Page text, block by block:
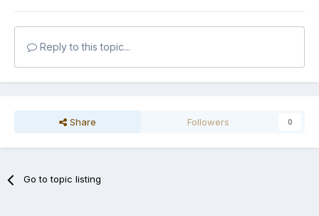
Reply to this topic...
Share Followers 0
Go to topic listing